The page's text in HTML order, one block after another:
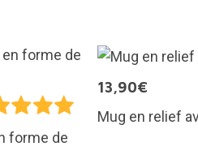
forme de
13,90€
Mug en relief